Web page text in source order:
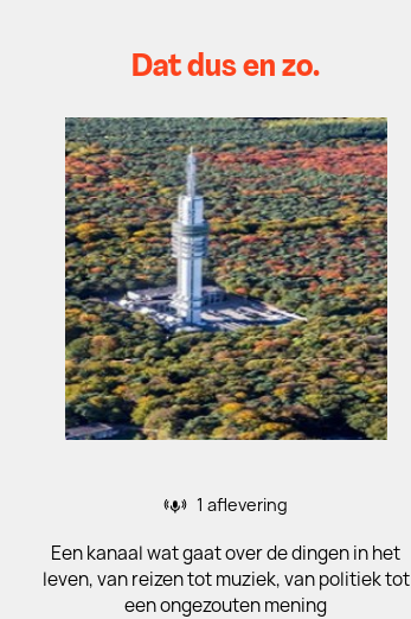
Dat dus en zo.
1 aflevering
Een kanaal wat gaat over de dingen in het
leven, van reizen tot muziek, van politiek tot
een ongezouten mening